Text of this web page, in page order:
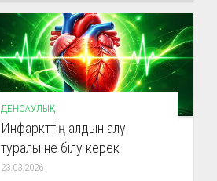
ДЕНСАУЛЫҚ
Инфаркттің алдын алу
туралы не білу керек
23.03.2026